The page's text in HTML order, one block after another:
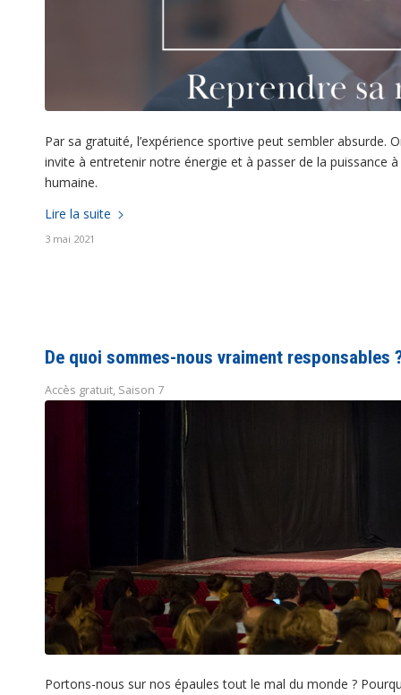
Par sa gratuité, l’expérience sportive peut sembler
invite à entretenir notre énergie et à passer de la puissance
humaine.
Lire la suite
3 mai 2021
De quoi sommes-nous vraiment responsables
Accès gratuit, Saison 7
Portons-nous sur nos épaules tout le mal du monde ?